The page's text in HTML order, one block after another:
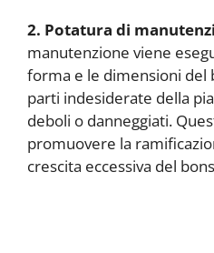
2. Potatura di
manutenzione viene
forma e le dimensioni del
parti indesiderate della
deboli o danneggiati.
promuovere la
crescita eccessiva del